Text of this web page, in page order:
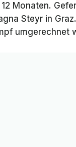
Monaten.
Steyr in
umgerechnet